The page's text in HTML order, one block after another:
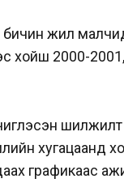
жил малчид
хойш 2000-
хугацаанд
графикаас